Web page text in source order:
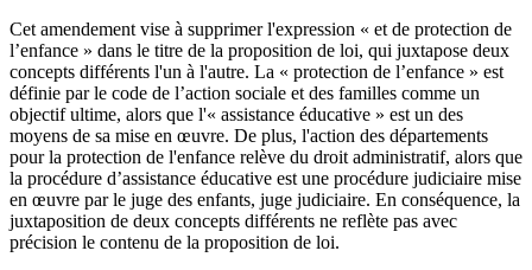
Cet amendement vise à supprimer l'expression « et de protection de
l’enfance » dans le titre de la proposition de loi, qui juxtapose deux
concepts différents l'un à l'autre. La « protection de l’enfance » est
définie par le code de l’action sociale et des familles comme un
objectif ultime, alors que l'« assistance éducative » est un des
moyens de sa mise en œuvre. De plus, l'action des départements
pour la protection de l'enfance relève du droit administratif, alors que
la procédure d’assistance éducative est une procédure judiciaire mise
en œuvre par le juge des enfants, juge judiciaire. En conséquence, la
juxtaposition de deux concepts différents ne reflète pas avec
précision le contenu de la proposition de loi.